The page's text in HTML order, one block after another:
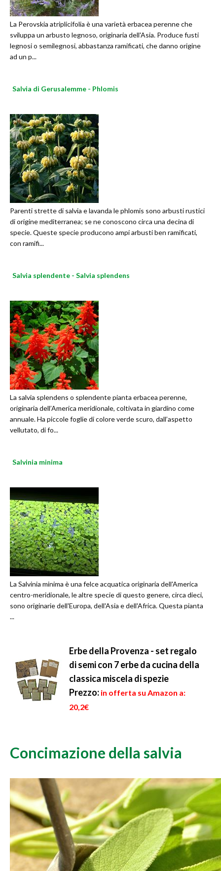
La Perovskia atriplicifolia è una varietà erbacea perenne che
sviluppa un arbusto legnoso, originaria dell'Asia. Produce fusti
legnosi o semilegnosi, abbastanza ramificati, che danno origine
ad un p...
Salvia di Gerusalemme - Phlomis
Parenti strette di salvia e lavanda le phlomis sono arbusti rustici
di origine mediterranea; se ne conoscono circa una decina di
specie. Queste specie producono ampi arbusti ben ramificati,
con ramifi...
Salvia splendente - Salvia splendens
La salvia splendens o splendente pianta erbacea perenne,
originaria dell’America meridionale, coltivata in giardino come
annuale. Ha piccole foglie di colore verde scuro, dall’aspetto
vellutato, di fo...
Salvinia minima
La Salvinia minima è una felce acquatica originaria dell'America
centro-meridionale, le altre specie di questo genere, circa dieci,
sono originarie dell'Europa, dell'Asia e dell'Africa. Questa pianta
...
Erbe della Provenza - set regalo
di semi con 7 erbe da cucina della
classica miscela di spezie
Prezzo: in offerta su Amazon a:
20,2€
Concimazione della salvia